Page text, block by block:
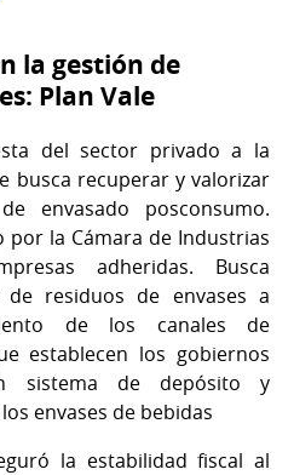
la gestión de
Plan Vale
del sector privado a la
busca recuperar y valorizar
envasado posconsumo.
por la Cámara de Industrias
adheridas. Busca
residuos de envases a
de los canales de
establecen los gobiernos
sistema de depósito y
envases de bebidas
la estabilidad fiscal al